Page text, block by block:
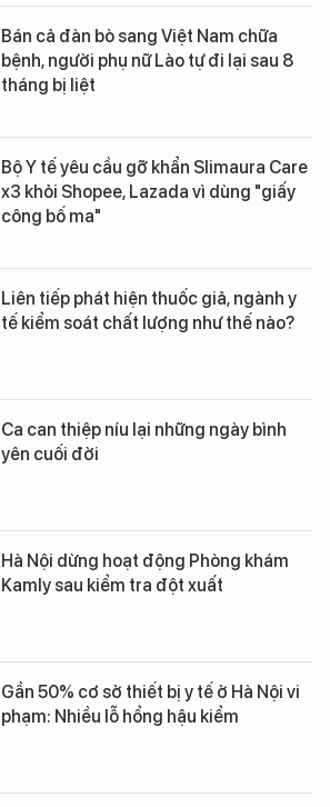
Bán cả đàn bò sang Việt Nam chữa
bệnh, người phụ nữ Lào tự đi lại sau 8
tháng bị liệt
Bộ Y tế yêu cầu gỡ khẩn Slimaura Care
x3 khỏi Shopee, Lazada vì dùng "giấy
công bố ma"
Liên tiếp phát hiện thuốc giả, ngành y
tế kiểm soát chất lượng như thế nào?
Ca can thiệp níu lại những ngày bình
yên cuối đời
Hà Nội dừng hoạt động Phòng khám
Kamly sau kiểm tra đột xuất
Gần 50% cơ sở thiết bị y tế ở Hà Nội vi
phạm: Nhiều lỗ hổng hậu kiểm